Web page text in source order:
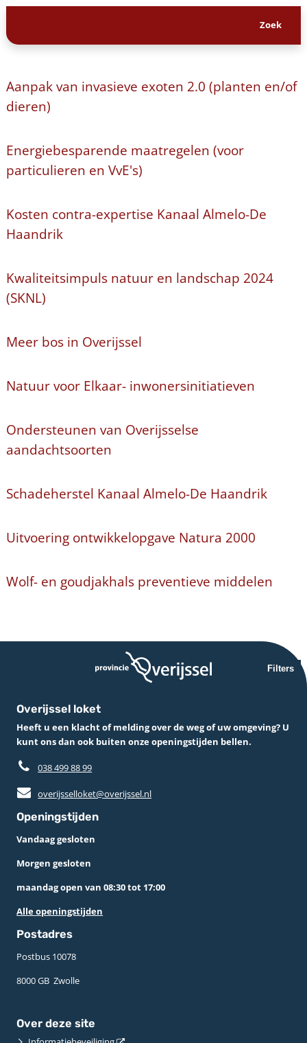
Aanpak van invasieve exoten 2.0 (planten en/of
dieren)
Energiebesparende maatregelen (voor
particulieren en VvE's)
Kosten contra-expertise Kanaal Almelo-De
Haandrik
Kwaliteitsimpuls natuur en landschap 2024
(SKNL)
Meer bos in Overijssel
Natuur voor Elkaar- inwonersinitiatieven
Ondersteunen van Overijsselse
aandachtsoorten
Schadeherstel Kanaal Almelo-De Haandrik
Uitvoering ontwikkelopgave Natura 2000
Wolf- en goudjakhals preventieve middelen
Filters
Overijssel loket
Heeft u een klacht of melding over de weg of uw omgeving? U
kunt ons dan ook buiten onze openingstijden bellen.
038 499 88 99
overijsselloket@overijssel.nl
Openingstijden
Vandaag gesloten
Morgen gesloten
maandag open van 08:30 tot 17:00
Alle openingstijden
Postadres
Postbus 10078 ­
8000 GB ­ Zwolle
Over deze site